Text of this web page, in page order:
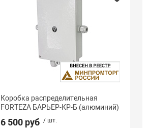
Коробка распределительная
FORTEZA БАРЬЕР-КР-Б (алюминий)
6 500 руб / шт.